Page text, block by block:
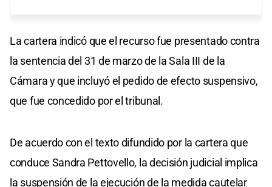
La cartera indicó que el recurso fue presentado contra
la sentencia del 31 de marzo de la Sala III de la
Cámara y que incluyó el pedido de efecto suspensivo,
que fue concedido por el tribunal.
De acuerdo con el texto difundido por la cartera que
conduce Sandra Pettovello, la decisión judicial implica
la suspensión de la ejecución de la medida cautelar